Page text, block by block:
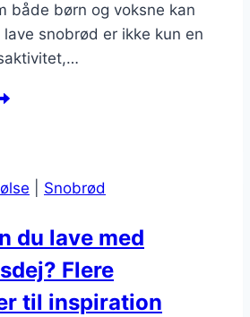
både børn og voksne kan
snobrød er ikke kun en
Snobrød
du lave med
Flere
til inspiration